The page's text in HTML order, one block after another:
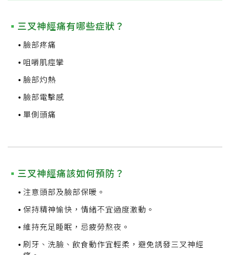
三叉神經痛有哪些症狀？
臉部疼痛
咀嚼肌痙攣
臉部灼熱
臉部電擊感
單側頭痛
三叉神經痛該如何預防？
注意頭部及臉部保暖。
保持精神愉快，情緒不宜過度激動。
維持充足睡眠，忌疲勞熬夜。
刷牙、洗臉、飲食動作宜輕柔，避免誘發三叉神經